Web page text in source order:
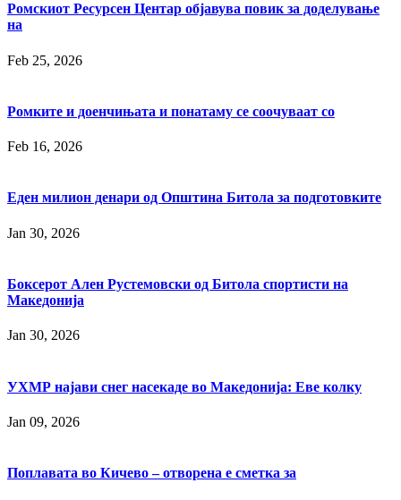
Ромскиот Ресурсен Центар објавува повик за доделување
на
Feb 25, 2026
Ромките и доенчињата и понатаму се соочуваат со
Feb 16, 2026
Еден милион денари од Општина Битола за подготовките
Jan 30, 2026
Боксерот Ален Рустемовски од Битола спортисти на
Македонија
Jan 30, 2026
УХМР најави снег насекаде во Македонија: Еве колку
Jan 09, 2026
Поплавата во Кичево ‒ отворена е сметка за